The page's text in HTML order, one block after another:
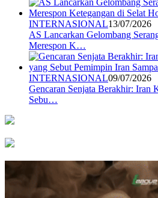
INTERNASIONAL13/07/2026
AS Lancarkan Gelombang
Merespon K…
INTERNASIONAL09/07/2026
Gencaran Senjata Berakhir: Iran
Sebu…